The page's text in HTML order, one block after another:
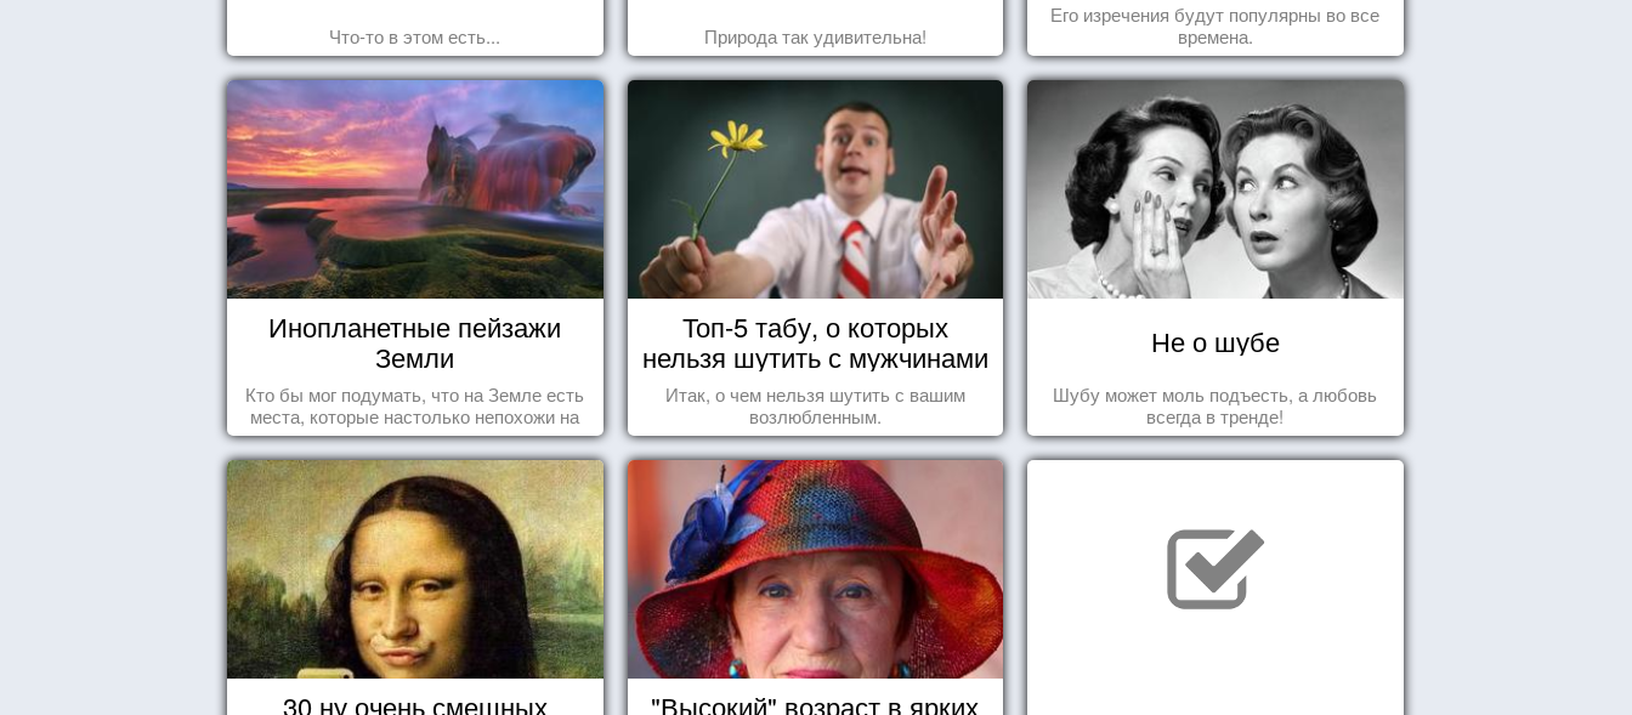
Что-то в этом есть... Природа так удивительна!
Его изречения будут популярны во все
времена.
Инопланетные пейзажи
Земли
Кто бы мог подумать, что на Земле есть
места, которые настолько непохожи на
привычные для человечества пейзажи,
что кажутся и вовсе инопланетными!
Топ-5 табу, о которых
нельзя шутить с мужчинами
Итак, о чем нельзя шутить с вашим
возлюбленным.
Не о шубе
Шубу может моль подъесть, а любовь
всегда в тренде!
30 ну очень смешных "Высокий" возраст в ярких